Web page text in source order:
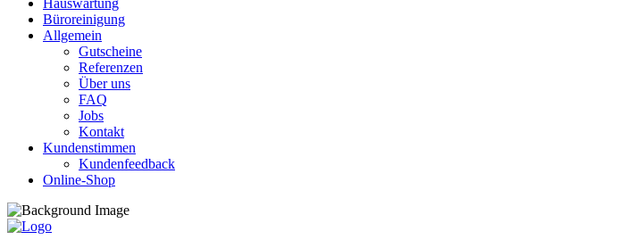
Hauswartung
Büroreinigung
Allgemein
Gutscheine
Referenzen
Über uns
FAQ
Jobs
Kontakt
Kundenstimmen
Kundenfeedback
Online-Shop